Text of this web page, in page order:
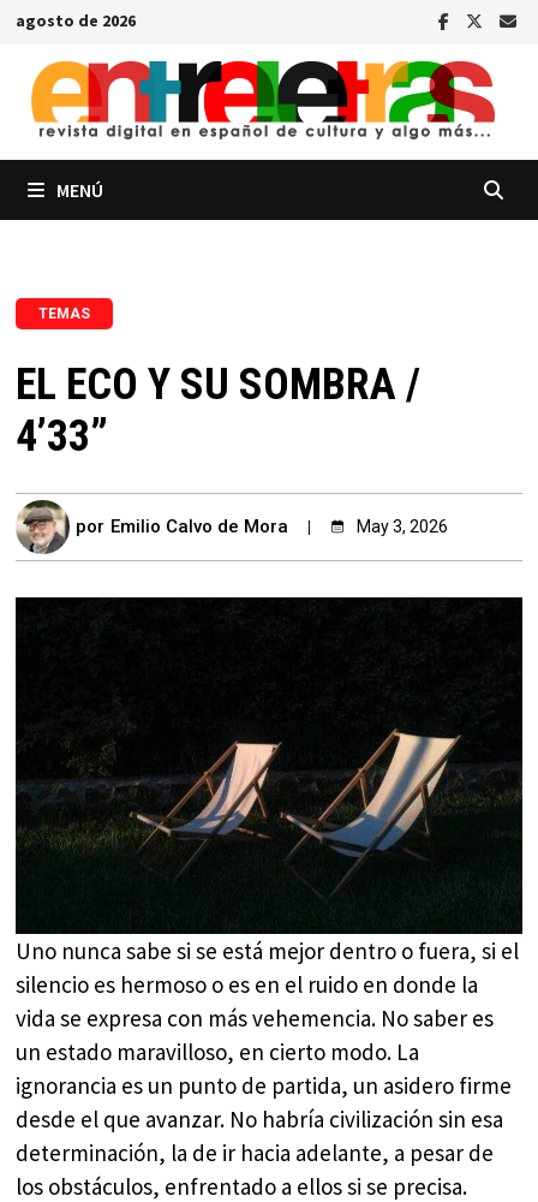
Saltar
contenido
agosto de 2026
MENÚ
TEMAS
EL ECO Y SU SOMBRA /
4’33”
por Emilio Calvo de Mora May 3, 2026
Uno nunca sabe si se está mejor dentro o fuera, si el
silencio es hermoso o es en el ruido en donde la
vida se expresa con más vehemencia. No saber es
un estado maravilloso, en cierto modo. La
ignorancia es un punto de partida, un asidero firme
desde el que avanzar. No habría civilización sin esa
determinación, la de ir hacia adelante, a pesar de
los obstáculos, enfrentado a ellos si se precisa.